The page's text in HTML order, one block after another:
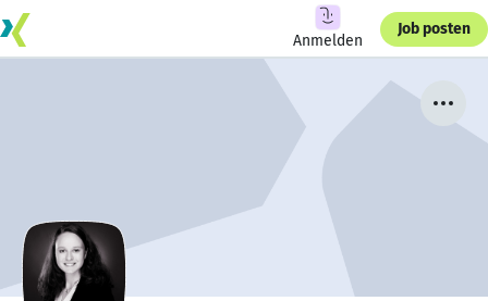
Anmelden
Job posten